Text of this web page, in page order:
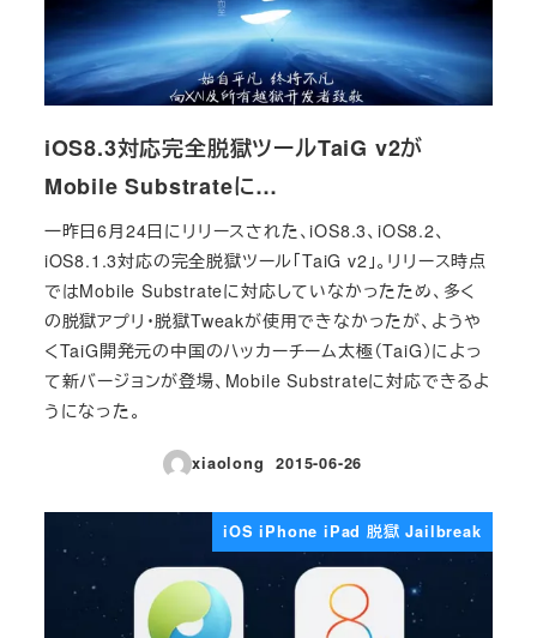
iOS8.3対応完全脱獄ツールTaiG v2が
Mobile Substrateに…
一昨日6月24日にリリースされた、iOS8.3、iOS8.2、
iOS8.1.3対応の完全脱獄ツール「TaiG v2」。リリース時点
ではMobile Substrateに対応していなかったため、多く
の脱獄アプリ・脱獄Tweakが使用できなかったが、ようや
くTaiG開発元の中国のハッカーチーム太極（TaiG）によっ
て新バージョンが登場、Mobile Substrateに対応できるよ
うになった。
xiaolong
投稿日
2015-06-26
iOS iPhone iPad 脱獄 Jailbreak